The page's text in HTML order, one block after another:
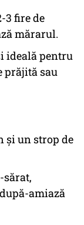
3 fire de
mărarul.
ideală pentru
prăjită sau
și un strop de
sărat,
amiază